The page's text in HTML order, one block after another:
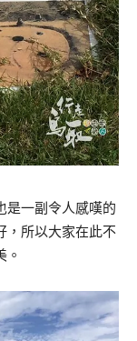
是一副令人感嘆的
，所以大家在此不
。